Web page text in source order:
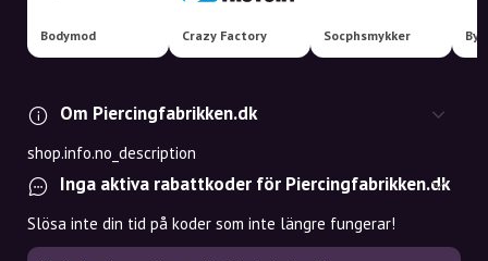
Bodymod Crazy Factory Socphsmykker
Om Piercingfabrikken.dk
shop.info.no_description
Inga aktiva rabattkoder för Piercingfabrikken.dk
Slösa inte din tid på koder som inte längre fungerar!